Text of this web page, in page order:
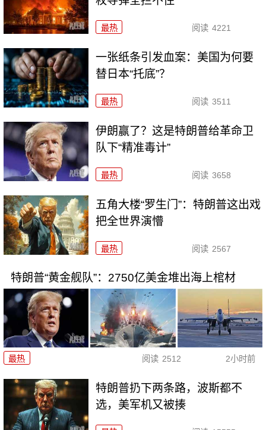
最热 阅读 4221
一张纸条引发血案：美国为何要
替日本“托底”？
最热 阅读 3511
伊朗赢了？这是特朗普给革命卫
队下“精准毒计”
最热 阅读 3658
五角大楼“罗生门”：特朗普这出戏
把全世界演懵
最热 阅读 2567
特朗普“黄金舰队”：2750亿美金堆出海上棺材
最热 阅读 2512 2小时前
特朗普扔下两条路，波斯都不
选，美军机又被揍